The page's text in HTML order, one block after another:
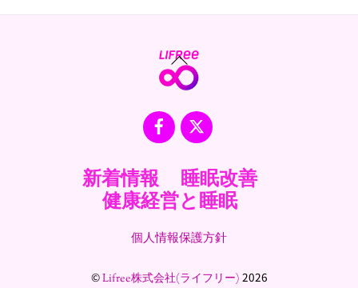
Back
To
Facebook
X
新着情報
睡眠改善
健康経営と睡眠
個人情報保護方針
©Lifree株式会社(ライフリー) 2026